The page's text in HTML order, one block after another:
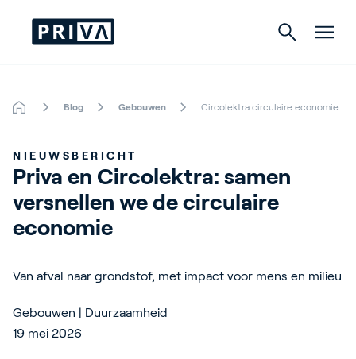
Tuinbouw
Gebouwen
Indoor Growing
Energy Solutions
Over Priva
Blog Gebouwen Circolektra circulaire economie
NIEUWSBERICHT
Priva en Circolektra: samen
versnellen we de circulaire
economie
Van afval naar grondstof, met impact voor mens en milieu
Gebouwen | Duurzaamheid
19 mei 2026